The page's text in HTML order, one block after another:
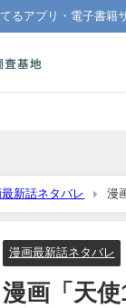
るアプリ・電子書籍
新話ネタバレ 漫
漫画最新話ネタバレ
漫画「天